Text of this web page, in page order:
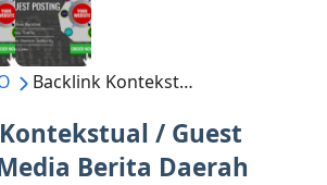
Backlink Kontekstual / Guest Post di 4 Media Berita Daerah
/ Guest
Berita Daerah